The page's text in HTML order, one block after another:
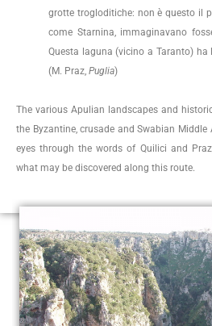
grotte trogloditiche: non è questo il
come Starnina, immaginavano
Questa laguna (vicino a Taranto)
(M. Praz, Puglia)
The various Apulian landscapes and
the Byzantine, crusade and Swabian Middle
eyes through the words of Quilici and
what may be discovered along this route.